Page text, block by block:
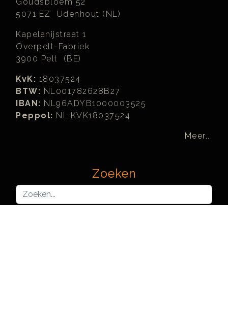
5071 EZ Udenhout (NL)
Kapelanijstraat 1
Overpelt-Fabriek
3900 Pelt (BE)
KvK: 18037524
BTW: NL001782628B27
IBAN: NL96ADYB1000003525
Peppol: NL:KVK18037524
Meer...
Zoeken
Zoeken...